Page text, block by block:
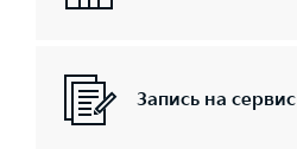
Запись на сервис